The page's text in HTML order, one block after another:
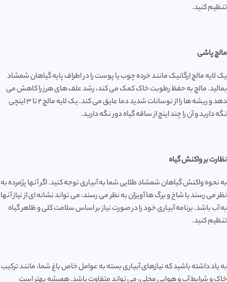
تنظیم کنید.
مالچ پاشی
یک لایه مالچ ارگانیک مانند خرده چوب یا پوست را در اطراف پایه گیاهان شمشاد
بمالید. مالچ به حفظ رطوبت خاک کمک می کند، رشد علف های هرز را کاهش می
دهد و ریشه ها را از نوسانات شدید دما عایق می کند. یک لایه مالچ 2 تا 3 اینچی
نگه دارید و آن را چند اینچ از ساقه گیاه دور نگه دارید.
نظارت بر واکنش گیاه
به نحوه واکنش گیاهان شمشاد طلایی شما به آبیاری توجه کنید. اگر آنها پژمرده به
نظر می رسند یا شاخ و برگ ها آویزان به نظر می رسند، می تواند نشانه ای از نیاز آنها
به آب باشد. برنامه آبیاری خود را در صورت نیاز بر اساس سلامت کلی و ظاهر گیاه
تنظیم کنید.
به یاد داشته باشید که نیازهای آبیاری بسته به عوامل خاص باغ شما، مانند ترکیب